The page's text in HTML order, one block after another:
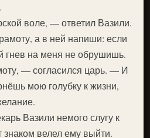
воле, — ответил Вазили.
а в ней напиши: если
гнев на меня не обрушишь.
— согласился царь. — И
мою голубку к жизни,
Вазили немого слугу к
знаком велел ему выйти.